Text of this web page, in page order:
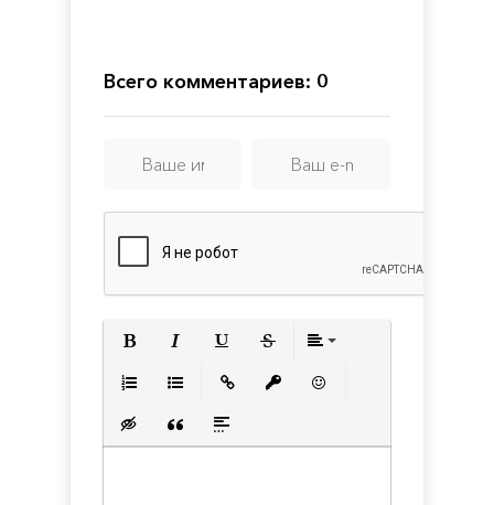
Всего комментариев: 0
Вставка скрытого текста
Вставка цитаты
Вставка спойлера